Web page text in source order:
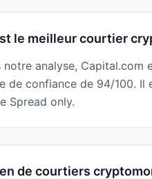
le meilleur courtier
notre analyse,
de confiance de 94/100. Il
Spread only.
de courtiers